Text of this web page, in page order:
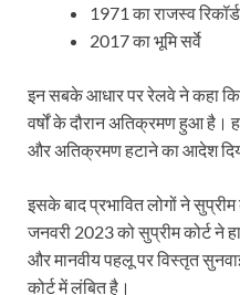
1971 का राजस्व रिकॉर्ड
2017 का भूमि सर्वे
इन सबके आधार पर रेलवे ने कहा कि
वर्षों के दौरान अतिक्रमण हुआ है।
और अतिक्रमण हटाने का आदेश
इसके बाद प्रभावित लोगों ने
जनवरी 2023 को सुप्रीम कोर्ट ने
और मानवीय पहलू पर विस्तृत
कोर्ट में लंबित है।